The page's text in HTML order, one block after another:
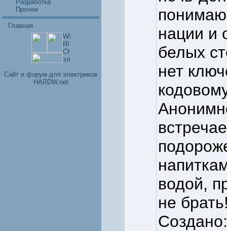
Разработка
Прочее
Главная
Cайт и форум для электриков
HARDW.net
нации и
белых
нет
водой,
не